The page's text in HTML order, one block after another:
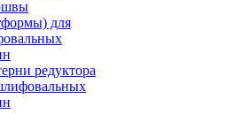
для
редуктора